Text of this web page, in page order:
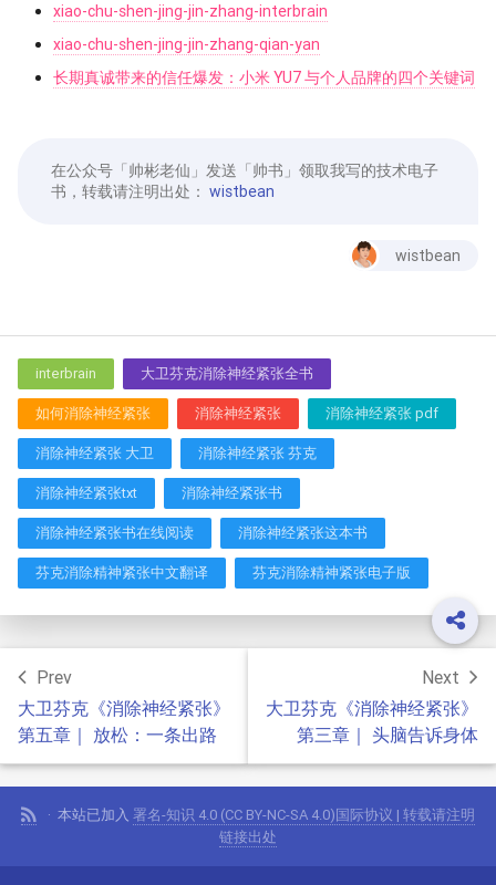
xiao-chu-shen-jing-jin-zhang-interbrain
xiao-chu-shen-jing-jin-zhang-qian-yan
长期真诚带来的信任爆发：小米 YU7 与个人品牌的四个关键词
在公众号「帅彬老仙」发送「帅书」领取我写的技术电子
书，转载请注明出处： wistbean
wistbean
interbrain 大卫芬克消除神经紧张全书
如何消除神经紧张 消除神经紧张 消除神经紧张 pdf
消除神经紧张 大卫 消除神经紧张 芬克
消除神经紧张txt 消除神经紧张书
消除神经紧张书在线阅读 消除神经紧张这本书
芬克消除精神紧张中文翻译 芬克消除精神紧张电子版
Prev
大卫芬克《消除神经紧张》
第五章｜ 放松：一条出路
Next
大卫芬克《消除神经紧张》
第三章｜ 头脑告诉身体
本站已加入 署名-知识 4.0 (CC BY-NC-SA 4.0)国际协议 | 转载请注明
链接出处